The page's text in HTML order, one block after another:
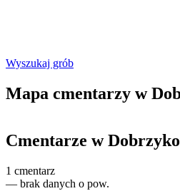
Wyszukaj grób
Mapa cmentarzy w
+
Cmentarze w
1 cmentarz
— brak danych o pow.